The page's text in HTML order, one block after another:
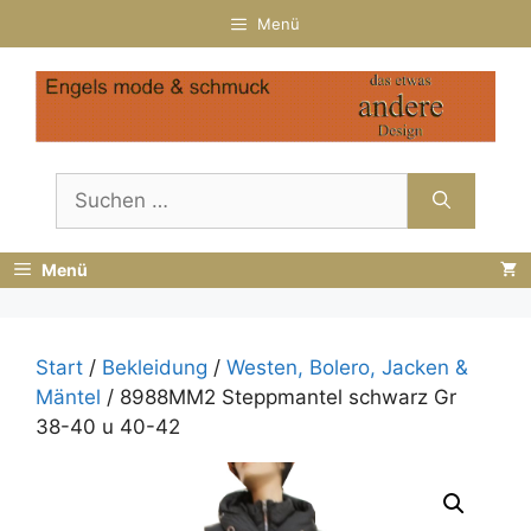
Inhalt
springen
Menü
nach:
Menü
Start / Bekleidung / Westen, Bolero, Jacken &
Mäntel / 8988MM2 Steppmantel schwarz Gr
38-40 u 40-42